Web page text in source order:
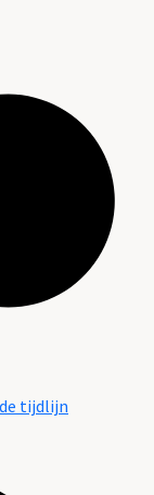
tijdlijn